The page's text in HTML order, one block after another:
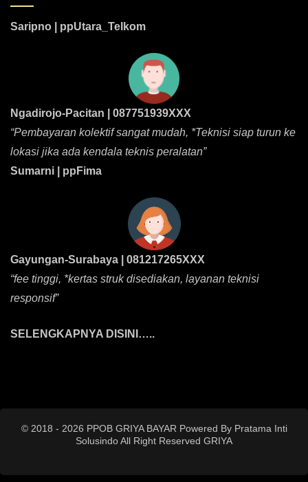
Saripno | ppUtara_Telkom
Ngadirojo-Pacitan | 087751939XXX
“Pembayaran kolektif sangat mudah, *Teknisi siap turun ke
lokasi jika ada kendala teknis peralatan”
Sumarni | ppFima
Gayungan-Surabaya | 081217265XXX
“fee tinggi, *kertas struk disediakan, layanan teknisi
responsif”
SELENGKAPNYA DISINI…..
© 2018 - 2026 PPOB GRIYA BAYAR Powered By Pratama Inti
Solusindo All Right Reserved GRIYA